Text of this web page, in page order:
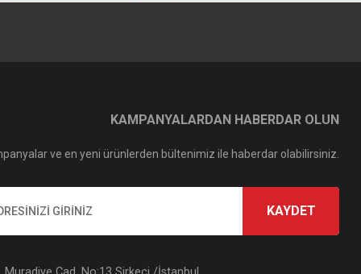
KAMPANYALARDAN HABERDAR OLUN
ve en yeni ürünlerden bültenimiz ile haberdar olabilirsiniz.
KAYDET